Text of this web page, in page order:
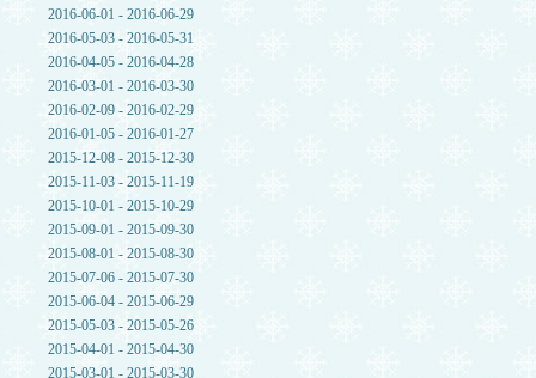
2016-06-01 - 2016-06-29
2016-05-03 - 2016-05-31
2016-04-05 - 2016-04-28
2016-03-01 - 2016-03-30
2016-02-09 - 2016-02-29
2016-01-05 - 2016-01-27
2015-12-08 - 2015-12-30
2015-11-03 - 2015-11-19
2015-10-01 - 2015-10-29
2015-09-01 - 2015-09-30
2015-08-01 - 2015-08-30
2015-07-06 - 2015-07-30
2015-06-04 - 2015-06-29
2015-05-03 - 2015-05-26
2015-04-01 - 2015-04-30
2015-03-01 - 2015-03-30